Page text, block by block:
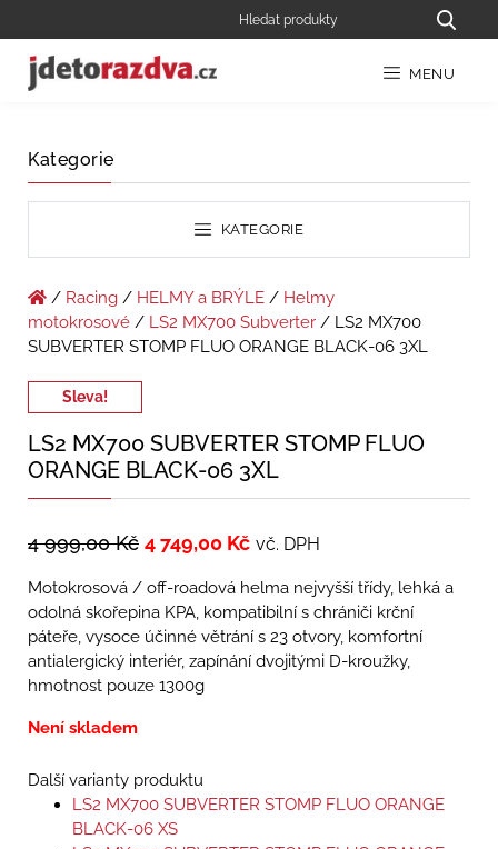
MENU
Kategorie
KATEGORIE
/ Racing / HELMY a BRÝLE / Helmy
motokrosové / LS2 MX700 Subverter / LS2 MX700
SUBVERTER STOMP FLUO ORANGE BLACK-06 3XL
Sleva!
LS2 MX700 SUBVERTER STOMP FLUO
ORANGE BLACK-06 3XL
4 999,00Kč 4 749,00 Kč vč. DPH
Motokrosová / off-roadová helma nejvyšší třídy, lehká a
odolná skořepina KPA, kompatibilní s chrániči krční
páteře, vysoce účinné větrání s 23 otvory, komfortní
antialergický interiér, zapínání dvojitými D-kroužky,
hmotnost pouze 1300g
Není skladem
Další varianty produktu
LS2 MX700 SUBVERTER STOMP FLUO ORANGE
BLACK-06 XS